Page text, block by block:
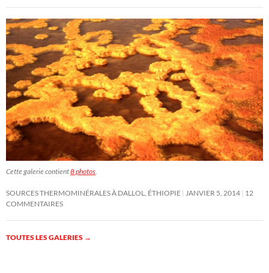
Cette galerie contient8 photos.
SOURCES THERMOMINÉRALES À DALLOL, ÉTHIOPIE JANVIER 5, 2014 12
COMMENTAIRES
TOUTES LES GALERIES →